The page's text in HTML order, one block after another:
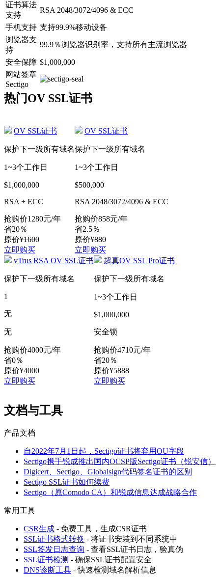
证书算法
支持
RSA 2048/3072/4096 & ECC
手机支持 支持99.9%移动设备
浏览器支
持
99.9％浏览器识别率，支持所有主流浏览器
安全保障 $1,000,000
网站签章
Sectigo
热门OV SSL证书
OV SSL证书
保护下一级所有域名
1~3个工作日
$1,000,000
RSA + ECC
抢购价1280元/年
省20％
原价¥1600
立即购买
OV SSL证书
保护下一级所有域名
1~3个工作日
$500,000
RSA 2048/3072/4096 & ECC
抢购价858元/年
省2.5％
原价¥880
立即购买
vTrus RSA OV SSL证书
保护下一级所有域名
1
无
无
抢购价4000元/年
省0％
原价¥4000
立即购买
超真OV SSL Pro证书
保护下一级所有域名
1~3个工作日
$1,000,000
安全锁
抢购价4710元/年
省20％
原价¥5888
立即购买
文档与工具
产品文档
自2022年7月1日起，Sectigo证书将弃用OU字段
Sectigo携手锐成推出国内OCSP版Sectigo证书（锐安信）
Digicert、Sectigo、Globalsign代码签名证书的区别
Sectigo SSL证书如何续费
Sectigo（原Comodo CA）和锐成信息达成战略合作
常用工具
CSR生成 - 免费工具，生成CSR证书
SSL证书格式转换 - 将证书安装到不同系统中
SSL签发日志查询 - 查看SSL证书日志，验真伪
SSL证书检测 - 确保SSL证书配置安全
DNS诊断工具 - 快速检测域名解析信息